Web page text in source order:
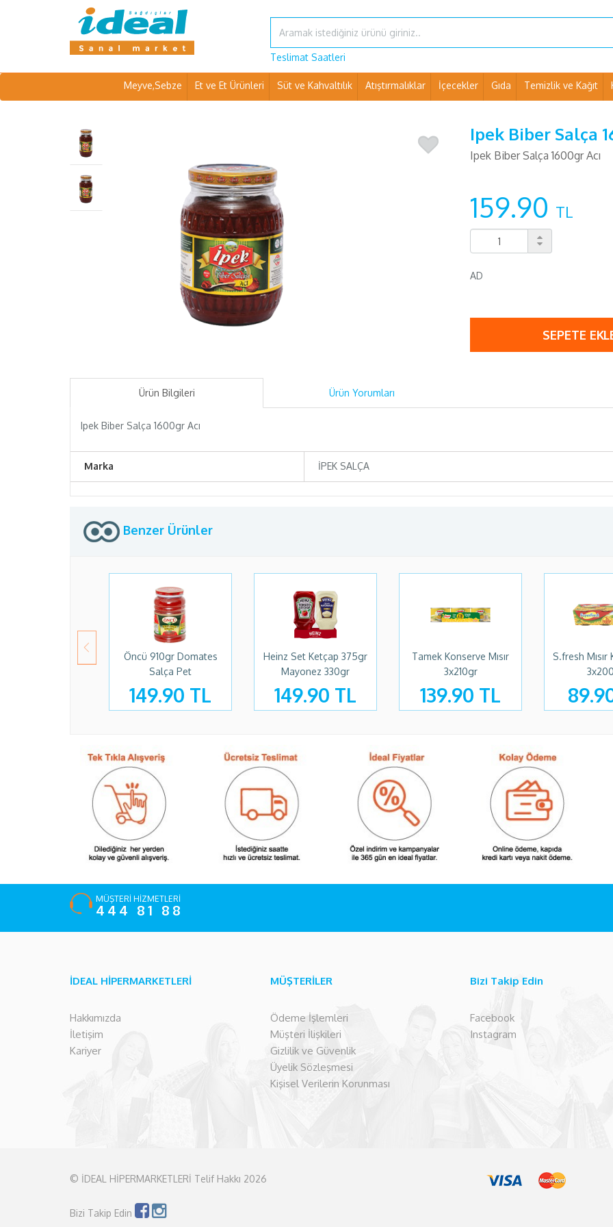
Teslimat Saatleri
Meyve,Sebze Et ve Et Ürünleri Süt ve Kahvaltılık Atıştırmalıklar İçecekler Gıda Temizlik ve Kağıt
Ipek Biber Salça
Ipek Biber Salça 1600gr Acı
159.90 TL
AD
SEPETE
Ürün Bilgileri Ürün Yorumları
Ipek Biber Salça 1600gr Acı
Marka İPEK SALÇA
Benzer Ürünler
Öncü 910gr Domates
Salça Pet
149.90 TL
Heinz Set Ketçap 375gr
Mayonez 330gr
149.90 TL
Tamek Konserve Mısır
3x210gr
139.90 TL
S.fresh
MÜŞTERİ HİZMETLERİ
444 81 88
İDEAL HİPERMARKETLERİ
Hakkımızda
İletişim
Kariyer
MÜŞTERİLER
Ödeme İşlemleri
Müşteri İlişkileri
Gizlilik ve Güvenlik
Üyelik Sözleşmesi
Kişisel Verilerin Korunması
Bizi Takip Edin
Facebook
Instagram
© İDEAL HİPERMARKETLERİ Telif Hakkı 2026
Bizi Takip Edin